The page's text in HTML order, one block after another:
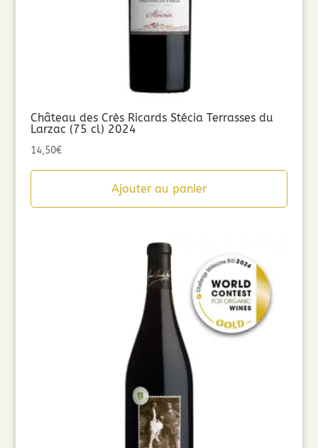
Château des Crès Ricards Stécia Terrasses du
Larzac (75 cl) 2024
14,50€
Ajouter au panier